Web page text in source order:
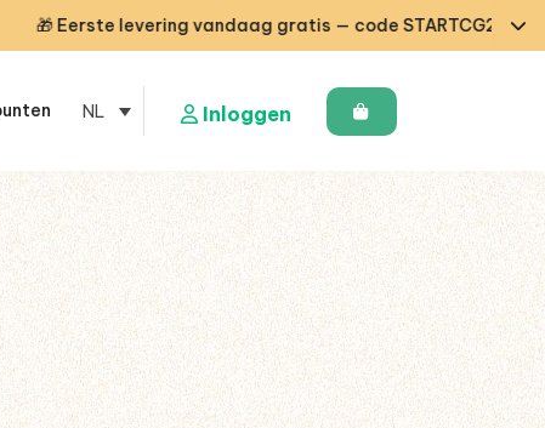
Eerste levering vandaag gratis — code STARTCG2 of
NL Inloggen